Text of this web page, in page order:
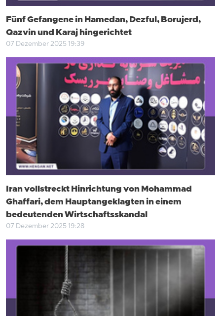
Fünf Gefangene in Hamedan, Dezful, Borujerd,
Qazvin und Karaj hingerichtet
07 Dezember 2025 19:39
Iran vollstreckt Hinrichtung von Mohammad
Ghaffari, dem Hauptangeklagten in einem
bedeutenden Wirtschaftsskandal
07 Dezember 2025 19:28